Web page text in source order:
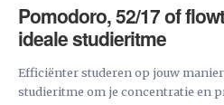
Pomodoro, 52/17 of
ideale studieritme
Efficiënter studeren op jouw
studieritme om je concentratie en